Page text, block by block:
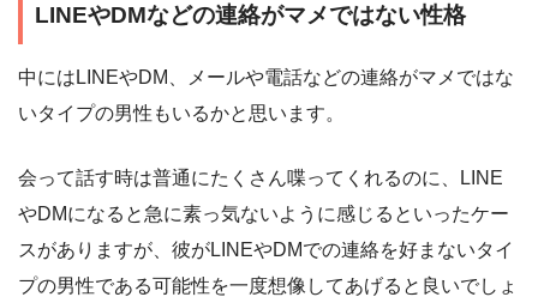
LINEやDMなどの連絡がマメではない性格
中にはLINEやDM、メールや電話などの連絡がマメではな
いタイプの男性もいるかと思います。
会って話す時は普通にたくさん喋ってくれるのに、LINE
やDMになると急に素っ気ないように感じるといったケー
スがありますが、彼がLINEやDMでの連絡を好まないタイ
プの男性である可能性を一度想像してあげると良いでしょ